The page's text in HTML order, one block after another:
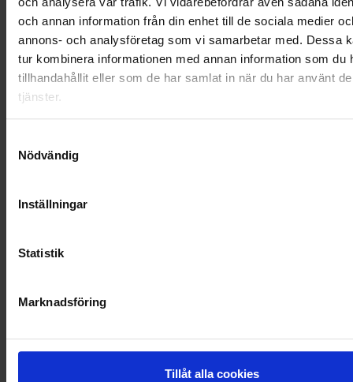
och annan information från din enhet till de sociala medier
annons- och analysföretag som vi samarbetar med. Dessa
tur kombinera informationen med annan information som du
tillhandahållit eller som de har samlat in när du har använt
tjänster.
Nödvändig
Inställningar
Statistik
Marknadsföring
Tillåt alla cookies
OHLSSONS REGION SYD
OHLSSONS REGION VÄST
OHLSSONSKOLLEGOR
SOCIALT ANSVAR
VELLINGE